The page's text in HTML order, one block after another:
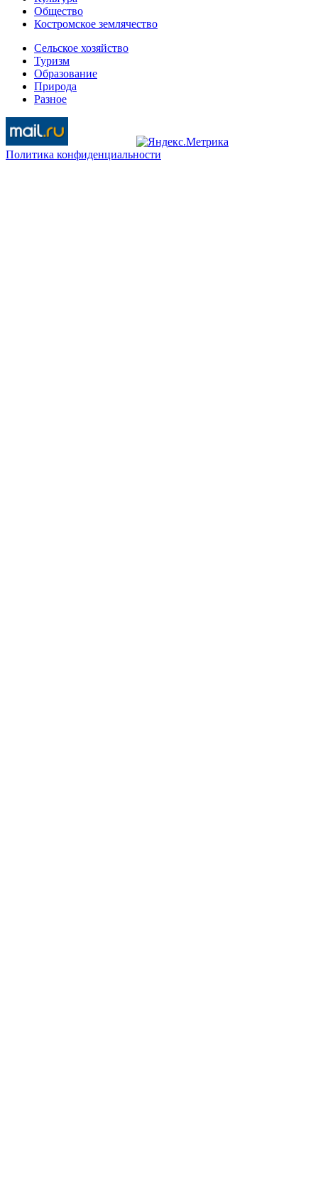
Общество
Костромское землячество
Сельское хозяйство
Туризм
Образование
Природа
Разное
Политика конфиденциальности